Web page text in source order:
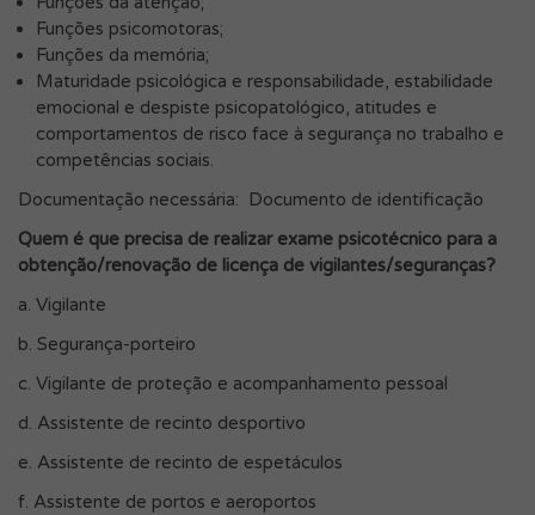
Funções psicomotoras;
Funções da memória;
Maturidade psicológica e responsabilidade, estabilidade
emocional e despiste psicopatológico, atitudes e
comportamentos de risco face à segurança no trabalho e
competências sociais.
Documentação necessária: Documento de identificação
Quem é que precisa de realizar exame psicotécnico para a
obtenção/renovação de licença de vigilantes/seguranças?
a. Vigilante
b. Segurança-porteiro
c. Vigilante de proteção e acompanhamento pessoal
d. Assistente de recinto desportivo
e. Assistente de recinto de espetáculos
f. Assistente de portos e aeroportos